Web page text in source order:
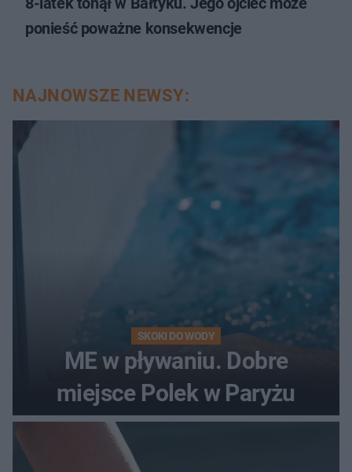
ponieść poważne konsekwencje
NAJNOWSZE NEWSY:
SKOKI DO WODY
ME w pływaniu. Dobre
miejsce Polek w Paryżu